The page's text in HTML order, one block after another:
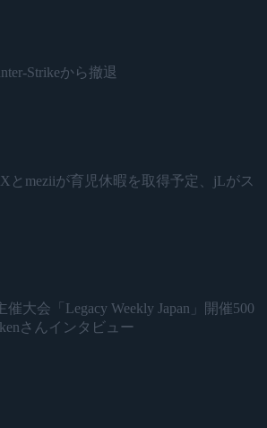
Strikeから撤退
とmeziiが育児休暇を取得予定、jLがス
催大会「Legacy Weekly Japan」開催500
さんインタビュー